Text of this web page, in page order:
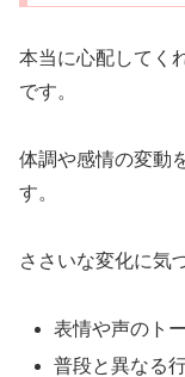
本当に心配してく
です。
体調や感情の変動
す。
ささいな変化に気
表情や声のト
普段と異なる